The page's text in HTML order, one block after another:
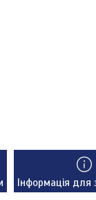
Інформація для